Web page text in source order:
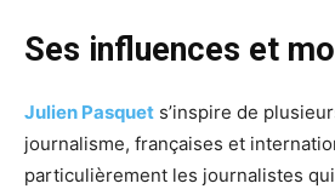
Ses influences et
Julien Pasquet s’inspire de
journalisme, françaises et
particulièrement les journalistes